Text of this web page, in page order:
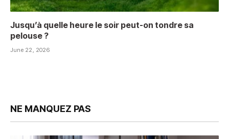
Jusqu’à quelle heure le soir peut-on tondre sa
pelouse ?
June 22, 2026
NE MANQUEZ PAS